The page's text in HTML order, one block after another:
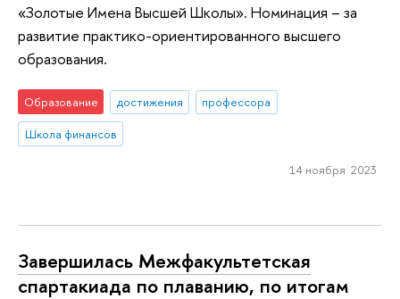
«Золотые Имена Высшей Школы». Номинация – за
развитие практико-ориентированного высшего
образования.
Образование достижения
профессора
Школа финансов
14 ноября 2023
Завершилась Межфакультетская
спартакиада по плаванию, по итогам